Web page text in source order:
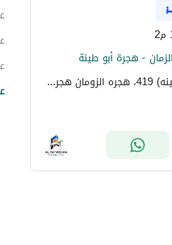
- هجرة أبو طينة
شارع هجره الزومان (هجرة ابوطينه) 419، هجره الزومان هجرة ابوطينه